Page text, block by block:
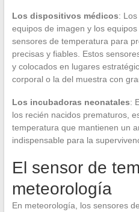
Los dispositivos médicos:
equipos de imagen y los
sensores de temperatura para
precisas y fiables. Estos
y colocados en lugares
corporal o la del muestra con
Los incubadoras neonatales:
los recién nacidos prematuros,
temperatura que mantienen un
indispensable para la
El sensor de
meteorología
En meteorología, los sensores